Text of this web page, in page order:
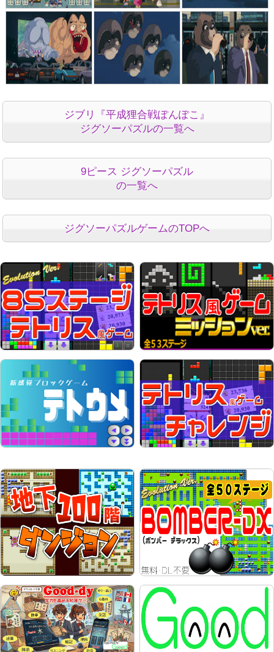
ジブリ『平成狸合戦ぽんぽこ』
ジグソーパズルの一覧へ
9ピース ジグソーパズル
の一覧へ
ジグソーパズルゲームのTOPへ